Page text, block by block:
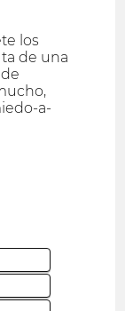
los
de una
a-